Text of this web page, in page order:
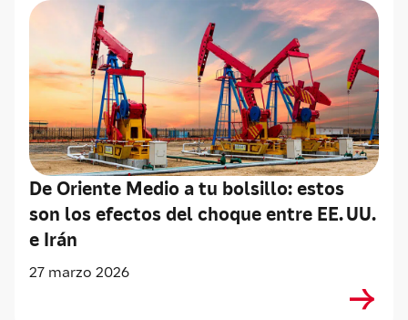
De Oriente Medio a tu bolsillo: estos
son los efectos del choque entre EE. UU.
e Irán
27 marzo 2026